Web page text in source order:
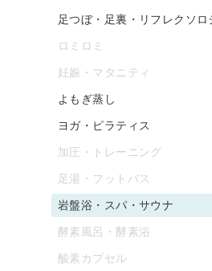
足つぼ・足裏・リフレクソロ
ロミロミ
妊娠・マタニティ
よもぎ蒸し
ヨガ・ピラティス
加圧・トレーニング
足湯・フットバス
岩盤浴・スパ・サウナ
酵素風呂・酵素浴
酸素カプセル